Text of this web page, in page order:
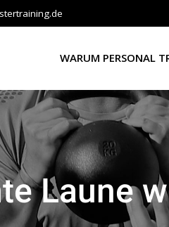
WARUM PERSONAL
Laune